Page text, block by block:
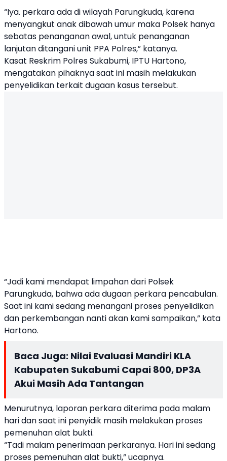
“Iya. perkara ada di wilayah Parungkuda, karena
menyangkut anak dibawah umur maka Polsek hanya
sebatas penanganan awal, untuk penanganan
lanjutan ditangani unit PPA Polres,” katanya.
Kasat Reskrim Polres Sukabumi, IPTU Hartono,
mengatakan pihaknya saat ini masih melakukan
penyelidikan terkait dugaan kasus tersebut.
“Jadi kami mendapat limpahan dari Polsek
Parungkuda, bahwa ada dugaan perkara pencabulan.
Saat ini kami sedang menangani proses penyelidikan
dan perkembangan nanti akan kami sampaikan,” kata
Hartono.
Baca Juga: Nilai Evaluasi Mandiri KLA
Kabupaten Sukabumi Capai 800, DP3A
Akui Masih Ada Tantangan
Menurutnya, laporan perkara diterima pada malam
hari dan saat ini penyidik masih melakukan proses
pemenuhan alat bukti.
“Tadi malam penerimaan perkaranya. Hari ini sedang
proses pemenuhan alat bukti,” ucapnya.